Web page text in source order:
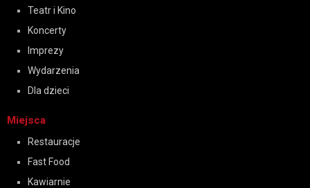
Teatr i Kino
Koncerty
Imprezy
Wydarzenia
Dla dzieci
Miejsca
Restauracje
Fast Food
Kawiarnie